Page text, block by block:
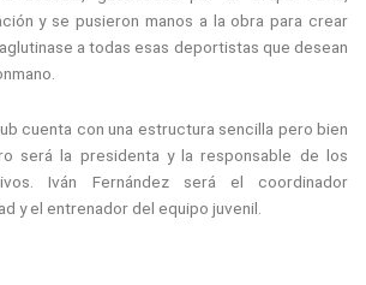
y se pusieron manos a la obra para crear
a todas esas deportistas que desean
cuenta con una estructura sencilla pero bien
será la presidenta y la responsable de los
Iván Fernández será el coordinador
y el entrenador del equipo juvenil.